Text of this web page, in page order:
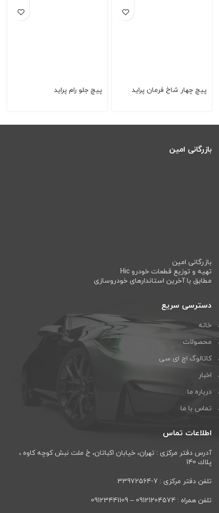
پيچ چهار شاخ فرمان پرايد پيچ جلو رام پرايد
بازرگانی امین
بازرگانی امین
تهیه و توزیع قطعات خودرو Hic
مطابق با آخرین استاندارهای خودروسازی
دسترسی سریع
خانه
محصولات
کاتالوگ اچ ای سی
اخبار
درباره ما
تماس با ما
اطلاعات تماس
آدرس دفتر مرکزی : تهران، خيابان اكباتان، خ ملت نبش كوچه كاوه ،
پلاك 140
تلفن دفتر مرکزی : 7-33972564
تلفن همراه : 09121204574 – 09123441109